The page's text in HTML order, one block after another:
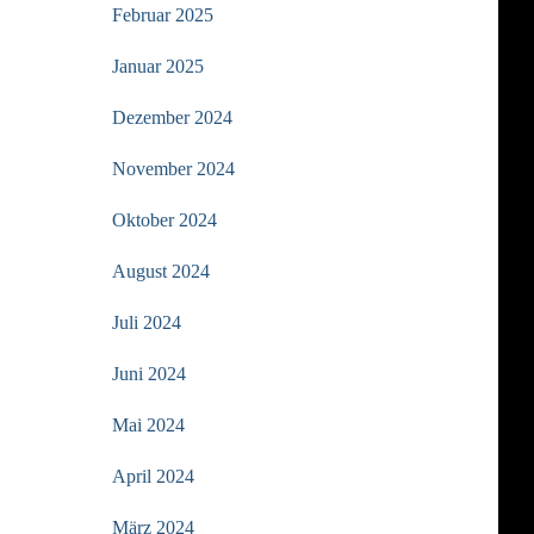
Februar 2025
Januar 2025
Dezember 2024
November 2024
Oktober 2024
August 2024
Juli 2024
Juni 2024
Mai 2024
April 2024
März 2024